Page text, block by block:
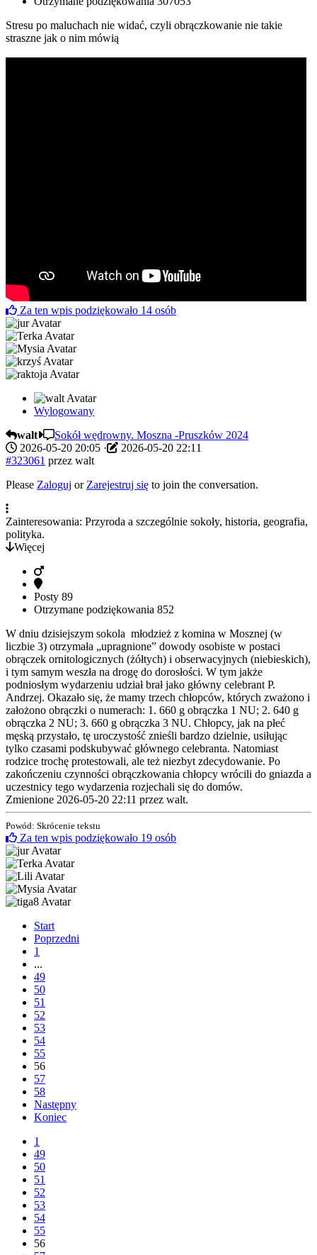
Stresu po maluchach nie widać, czyli obrączkowanie nie takie
straszne jak o nim mówią
Za ten wpis podziękowało 14 osób
Wylogowany
walt
Sokół wędrowny. Moszna -Pruszków 2024
2026-05-20 20:05 ·
2026-05-20 22:11
#323061 przez walt
Please Zaloguj or Zarejestruj się to join the conversation.
Zainteresowania: Przyroda a szczególnie sokoły, historia, geografia,
polityka.
Więcej
Posty 89
Otrzymane podziękowania 852
W dniu dzisiejszym sokola młodzież z komina w Mosznej (w
liczbie 3) otrzymała „upragnione” dowody osobiste w postaci
obrączek ornitologicznych (żółtych) i obserwacyjnych (niebieskich),
i tym samym weszła na drogę do dorosłości. W tym jakże
podniosłym wydarzeniu udział brał jako główny celebrant P.
Andrzej. Okazało się, że mamy trzech chłopców, których zważono i
założono obrączki o numerach: 1. 660 g obrączka 1 NU; 2. 640 g
obrączka 2 NU; 3. 660 g obrączka 3 NU. Chłopcy, jak na płeć
męską przystało, tę uroczystość znieśli bardzo dzielnie, usiłując
tylko czasami podskubywać głównego celebranta. Natomiast
rodzice trochę protestowali, ale też niezbyt zdecydowanie. Po
zakończeniu czynności obrączkowania chłopcy wrócili do gniazda a
uczestnicy tego wydarzenia rozjechali się do domów.
Zmienione 2026-05-20 22:11 przez walt.
Powód: Skrócenie tekstu
Za ten wpis podziękowało 19 osób
Start
Poprzedni
1
...
49
50
51
52
53
54
55
56
57
58
Następny
Koniec
1
49
50
51
52
53
54
55
56